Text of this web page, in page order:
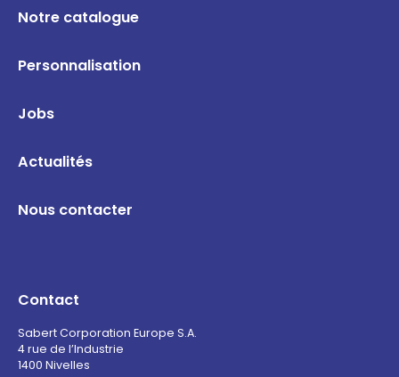
Notre catalogue
Personnalisation
Jobs
Actualités
Nous contacter
Contact
Sabert Corporation Europe S.A.
4 rue de l’Industrie
1400 Nivelles